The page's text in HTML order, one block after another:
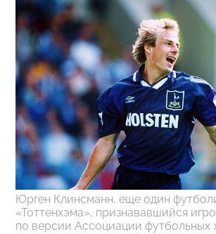
Юрген Клинсманн, еще один
«Тоттенхэма», признававшийся
по версии Ассоциации футбольных